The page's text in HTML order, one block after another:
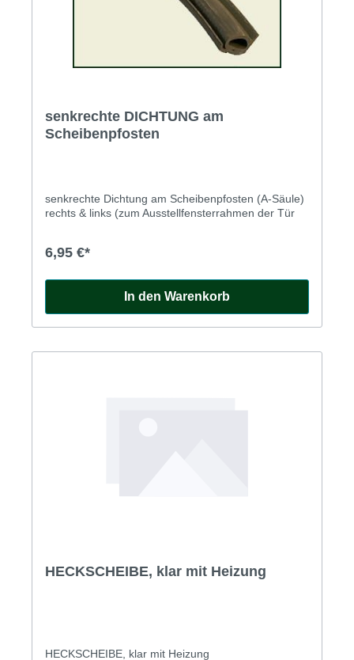
senkrechte DICHTUNG am
Scheibenpfosten
senkrechte Dichtung am Scheibenpfosten (A-Säule)
rechts & links (zum Ausstellfensterrahmen der Tür
6,95 €*
In den Warenkorb
HECKSCHEIBE, klar mit Heizung
HECKSCHEIBE, klar mit Heizung